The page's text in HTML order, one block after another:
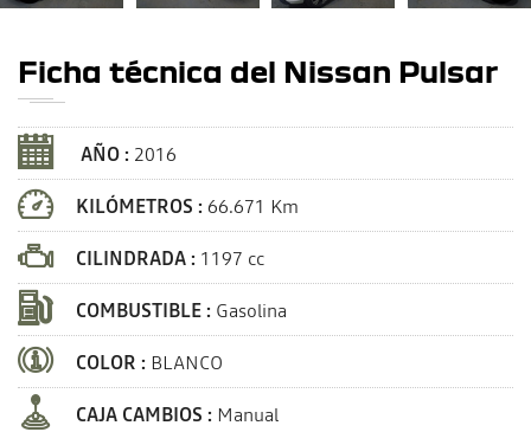
Ficha técnica del Nissan Pulsar
AÑO : 2016
KILÓMETROS :66.671 Km
CILINDRADA : 1197 cc
COMBUSTIBLE : Gasolina
COLOR : BLANCO
CAJA CAMBIOS : Manual